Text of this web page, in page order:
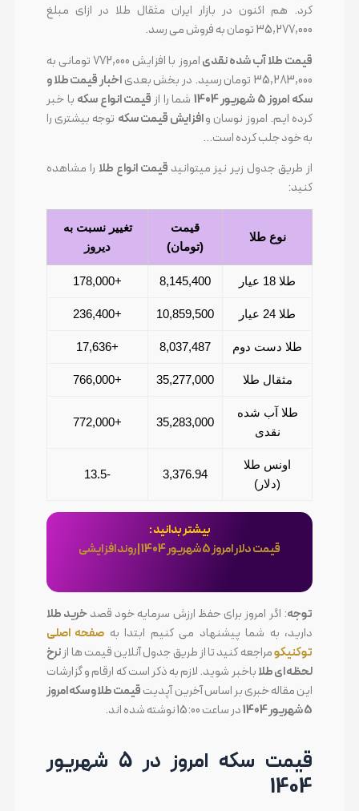
کرد. هم اکنون در بازار ایران مثقال طلا در ازای مبلغ
35,277,000 تومان به فروش می رسد.
قیمت طلا آب شده نقدی
امروز با افزایش 772,000 تومانی به
35,283,000 تومان رسید. در بخش بعدی
اخبار قیمت طلا و
سکه امروز 5 شهریور 1404
شما را از قیمت انواع سکه با خبر
کرده ایم. امروز نوسان وافزایش قیمت سکه توجه بیشتری را
به خود جلب کرده است…
از طریق جدول زیر نیز میتوانید قیمت انواع طلا را مشاهده
کنید:
نوع طلا
قیمت
(تومان)
تغییر نسبت به
دیروز
طلا 18 عیار 8,145,400
+178,000
طلا 24 عیار 10,859,500
+236,400
طلا دست دوم 8,037,487
+17,636
مثقال طلا 35,277,000
+766,000
طلا آب شده
نقدی
35,283,000
+772,000
اونس طلا
(دلار)
3,376.94
-13.5
بیشتر بدانید :
قیمت دلار امروز 5 شهریور 1404 | روند افزایشی
توجه: اگر امروز برای حفظ ارزش سرمایه خود قصدخرید طلا
دارید، به شما پیشنهاد می کنیم ابتدا به صفحه اصلی
توکنیکومراجعه کنید تا از طریق جدول آنلاین قیمت ها ازنرخ
لحظه ای طلاباخبر شوید. لازم به ذکر است که ارقام و گزارشات
این مقاله خبری بر اساس آخرین آپدیتقیمت طلا و سکه امروز
5 شهریور 1404
در ساعت 15:00 نوشته شده اند.
قیمت سکه امروز در 5 شهریور
1404